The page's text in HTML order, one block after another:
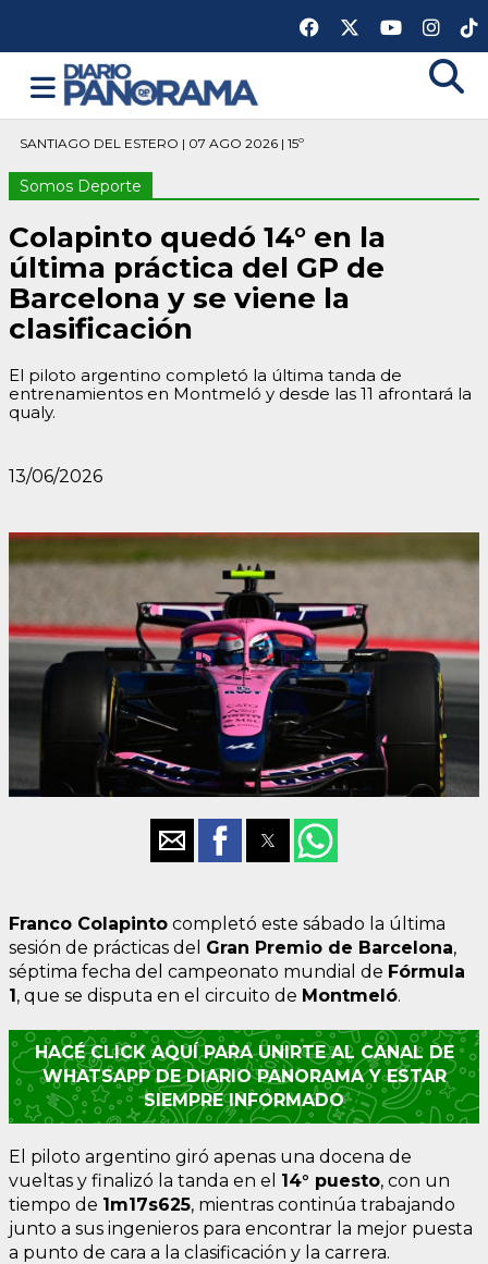
SANTIAGO DEL ESTERO | 07 AGO 2026 | 15º
Somos Deporte
Colapinto quedó 14° en la
última práctica del GP de
Barcelona y se viene la
clasificación
El piloto argentino completó la última tanda de
entrenamientos en Montmeló y desde las 11 afrontará la
qualy.
13/06/2026
Franco Colapinto completó este sábado la última
sesión de prácticas del Gran Premio de Barcelona,
séptima fecha del campeonato mundial de Fórmula
1, que se disputa en el circuito de Montmeló.
HACÉ CLICK AQUÍ PARA UNIRTE AL CANAL DE
WHATSAPP DE DIARIO PANORAMA Y ESTAR
SIEMPRE INFORMADO
El piloto argentino giró apenas una docena de
vueltas y finalizó la tanda en el 14° puesto, con un
tiempo de 1m17s625, mientras continúa trabajando
junto a sus ingenieros para encontrar la mejor puesta
a punto de cara a la clasificación y la carrera.